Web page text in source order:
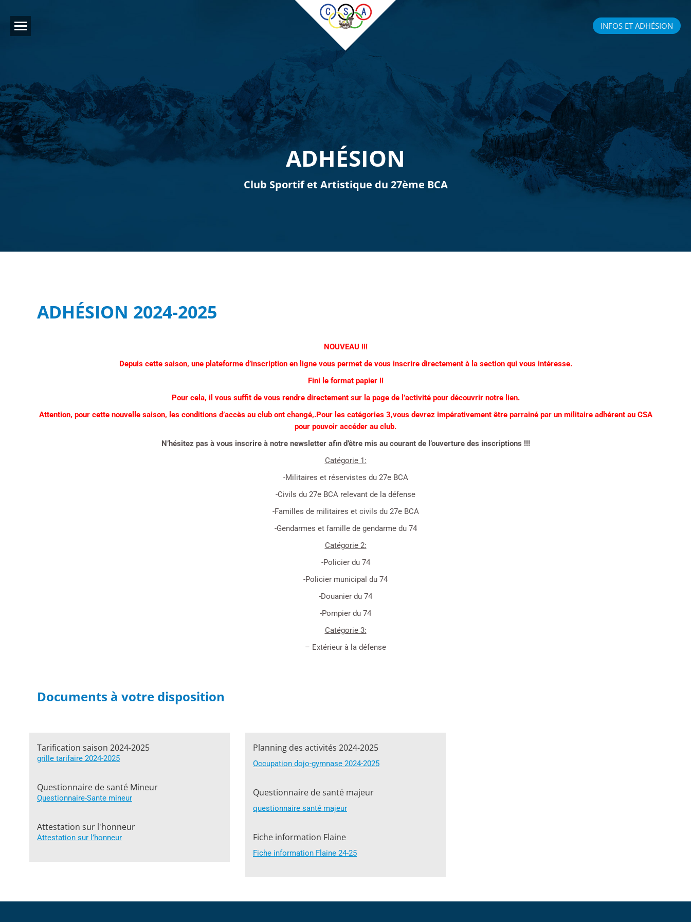
INFOS ET ADHÉSION
ADHÉSION
Club Sportif et Artistique du 27ème BCA
ADHÉSION 2024-2025
NOUVEAU !!!
Depuis cette saison, une plateforme d’inscription en ligne vous permet de vous inscrire directement à la section qui vous intéresse.
Fini le format papier !!
Pour cela, il vous suffit de vous rendre directement sur la page de l’activité pour découvrir notre lien.
Attention, pour cette nouvelle saison, les conditions d’accès au club ont changé,.Pour les catégories 3,vous devrez impérativement être parrainé par un militaire adhérent au CSA
pour pouvoir accéder au club.
N’hésitez pas à vous inscrire à notre newsletter afin d’être mis au courant de l’ouverture des inscriptions !!!
Catégorie 1:
-Militaires et réservistes du 27e BCA
-Civils du 27e BCA relevant de la défense
-Familles de militaires et civils du 27e BCA
-Gendarmes et famille de gendarme du 74
Catégorie 2:
-Policier du 74
-Policier municipal du 74
-Douanier du 74
-Pompier du 74
Catégorie 3:
– Extérieur à la défense
Documents à votre disposition
Tarification saison 2024-2025
grille tarifaire 2024-2025
Questionnaire de santé Mineur
Questionnaire-Sante mineur
Attestation sur l'honneur
Attestation sur l’honneur
Planning des activités 2024-2025
Occupation dojo-gymnase 2024-2025
Questionnaire de santé majeur
questionnaire santé majeur
Fiche information Flaine
Fiche information Flaine 24-25